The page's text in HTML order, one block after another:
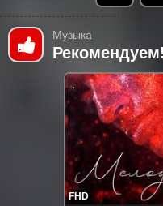
Музыка
Рекомендуем!
FHD